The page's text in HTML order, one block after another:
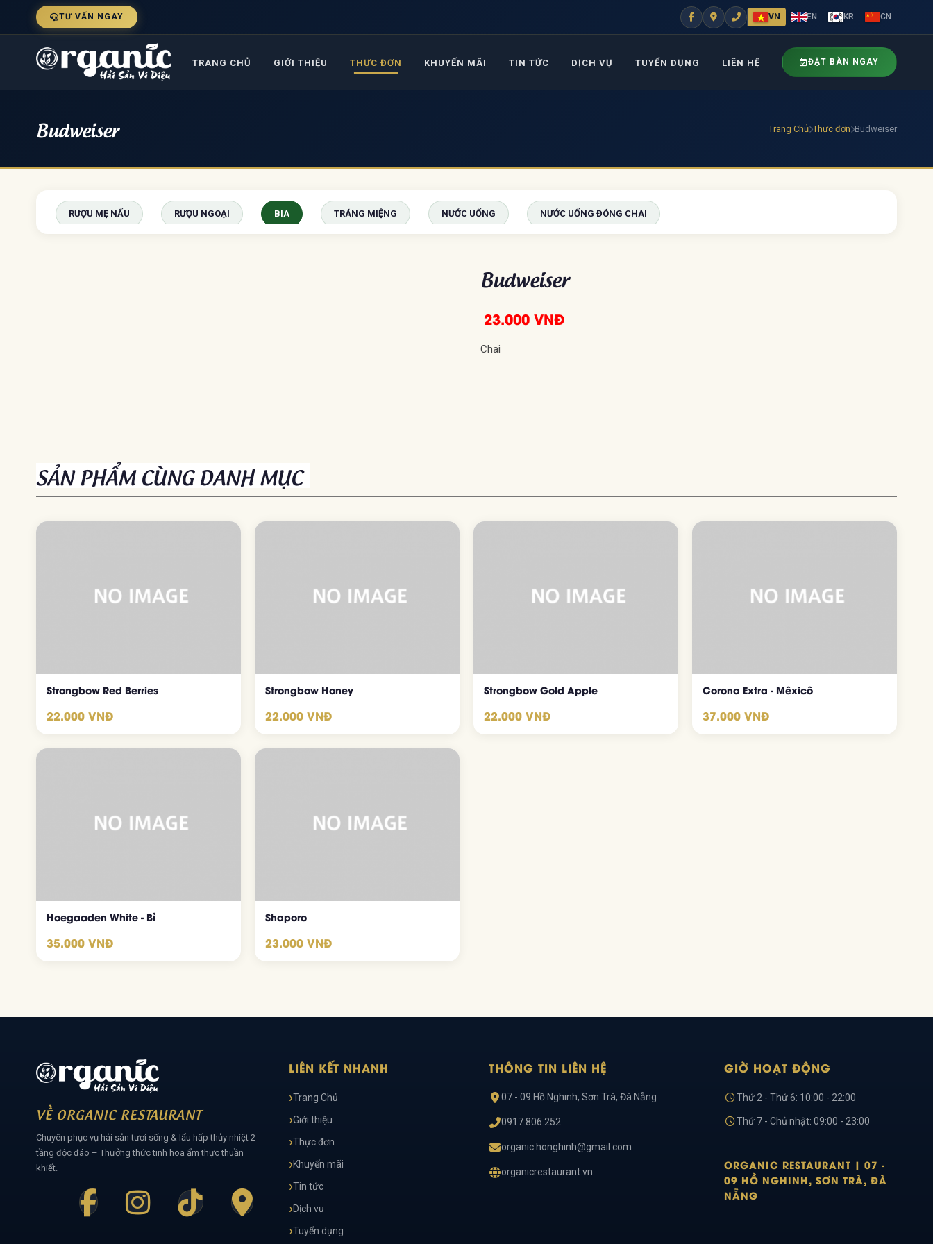
TƯ VẤN NGAY VN EN KR CN
TRANG CHỦ GIỚI THIỆU THỰC ĐƠN KHUYẾN MÃI TIN TỨC DỊCH VỤ TUYỂN DỤNG LIÊN HỆ ĐẶT BÀN NGAY
Budweiser Trang Chủ Thực đơn Budweiser
RƯỢU MẸ NẤU RƯỢU NGOẠI BIA TRÁNG MIỆNG NƯỚC UỐNG NƯỚC UỐNG ĐÓNG CHAI
Budweiser
23.000 VNĐ
Chai
SẢN PHẨM CÙNG DANH MỤC
Strongbow Red Berries
22.000 VNĐ
Strongbow Honey
22.000 VNĐ
Strongbow Gold Apple
22.000 VNĐ
Corona Extra - Mêxicô
37.000 VNĐ
Hoegaaden White - Bỉ
35.000 VNĐ
Shaporo
23.000 VNĐ
VỀ ORGANIC RESTAURANT
Chuyên phục vụ hải sản tươi sống & lẩu hấp thủy nhiệt 2
tầng độc đáo – Thưởng thức tinh hoa ẩm thực thuần
khiết.
LIÊN KẾT NHANH
Trang Chủ
Giới thiệu
Thực đơn
Khuyến mãi
Tin tức
Dịch vụ
Tuyển dụng
THÔNG TIN LIÊN HỆ
07 - 09 Hồ Nghinh, Sơn Trà, Đà Nẵng
0917.806.252
organic.honghinh@gmail.com
organicrestaurant.vn
GIỜ HOẠT ĐỘNG
Thứ 2 - Thứ 6: 10:00 - 22:00
Thứ 7 - Chủ nhật: 09:00 - 23:00
ORGANIC RESTAURANT | 07 -
09 HỒ NGHINH, SƠN TRÀ, ĐÀ
NẴNG